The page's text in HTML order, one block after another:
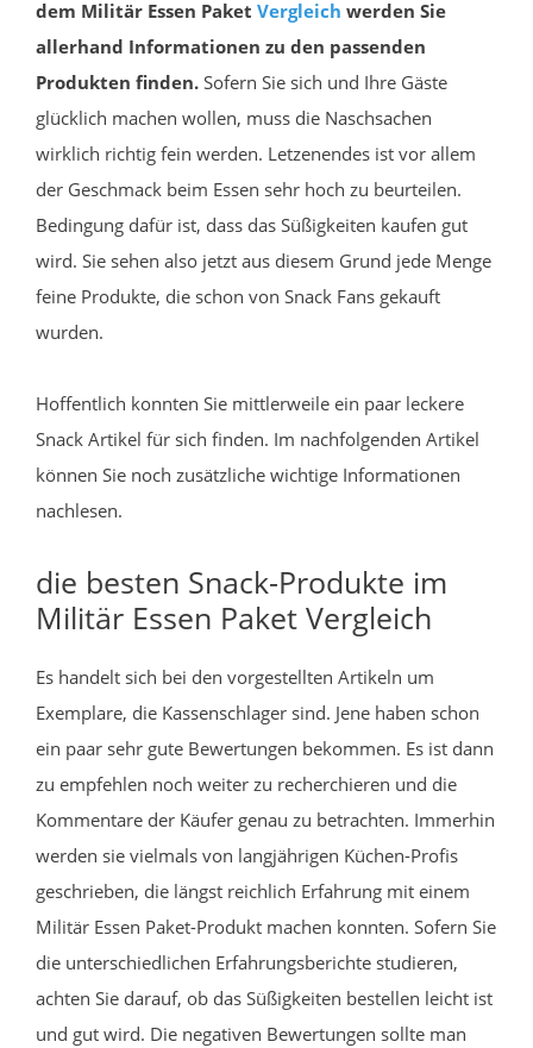
dem Militär Essen Paket Vergleich werden Sie
allerhand Informationen zu den passenden
Produkten finden. Sofern Sie sich und Ihre Gäste
glücklich machen wollen, muss die Naschsachen
wirklich richtig fein werden. Letzenendes ist vor allem
der Geschmack beim Essen sehr hoch zu beurteilen.
Bedingung dafür ist, dass das Süßigkeiten kaufen gut
wird. Sie sehen also jetzt aus diesem Grund jede Menge
feine Produkte, die schon von Snack Fans gekauft
wurden.
Hoffentlich konnten Sie mittlerweile ein paar leckere
Snack Artikel für sich finden. Im nachfolgenden Artikel
können Sie noch zusätzliche wichtige Informationen
nachlesen.
die besten Snack-Produkte im
Militär Essen Paket Vergleich
Es handelt sich bei den vorgestellten Artikeln um
Exemplare, die Kassenschlager sind. Jene haben schon
ein paar sehr gute Bewertungen bekommen. Es ist dann
zu empfehlen noch weiter zu recherchieren und die
Kommentare der Käufer genau zu betrachten. Immerhin
werden sie vielmals von langjährigen Küchen-Profis
geschrieben, die längst reichlich Erfahrung mit einem
Militär Essen Paket-Produkt machen konnten. Sofern Sie
die unterschiedlichen Erfahrungsberichte studieren,
achten Sie darauf, ob das Süßigkeiten bestellen leicht ist
und gut wird. Die negativen Bewertungen sollte man